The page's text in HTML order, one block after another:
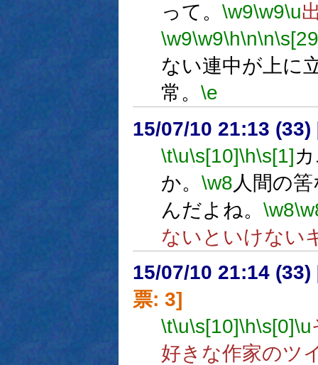
って。 \w9\w9\u
\w9\w9\h\n\n
ない連中が上に
常。 \e
15/07/10 21:13 (33)
\t\u\s[10]\h\s[1]
か。 \w8人間の
んだよね。 \w8
ないといけない
15/07/10 21:14 (33)
票: 3]
\t\u\s[10]\h\s[0]\u
好きな作家のツ